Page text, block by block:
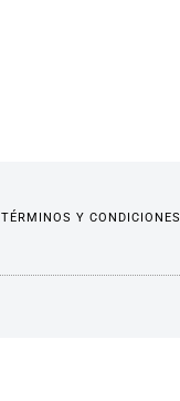
TÉRMINOS Y CONDICIONES